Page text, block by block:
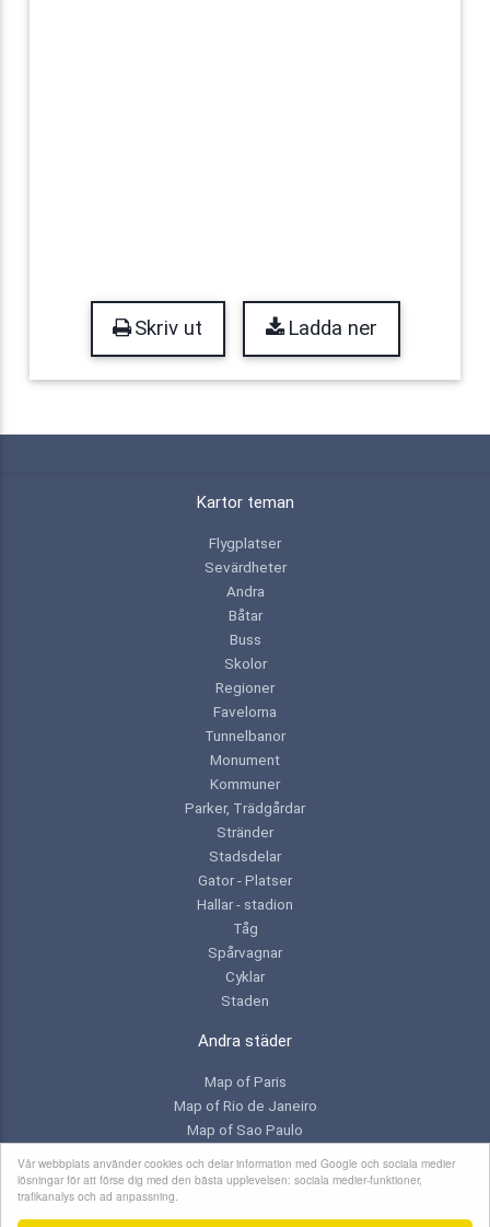
Vår webbplats använder cookies och delar information med Google och sociala medier
lösningar för att förse dig med den bästa upplevelsen: sociala medier-funktioner,
trafikanalys och ad anpassning.
Skriv ut Ladda ner
Kartor teman
Flygplatser
Sevärdheter
Andra
Båtar
Buss
Skolor
Regioner
Favelorna
Tunnelbanor
Monument
Kommuner
Parker, Trädgårdar
Stränder
Stadsdelar
Gator - Platser
Hallar - stadion
Tåg
Spårvagnar
Cyklar
Staden
Andra städer
Map of Paris
Map of Rio de Janeiro
Map of Sao Paulo